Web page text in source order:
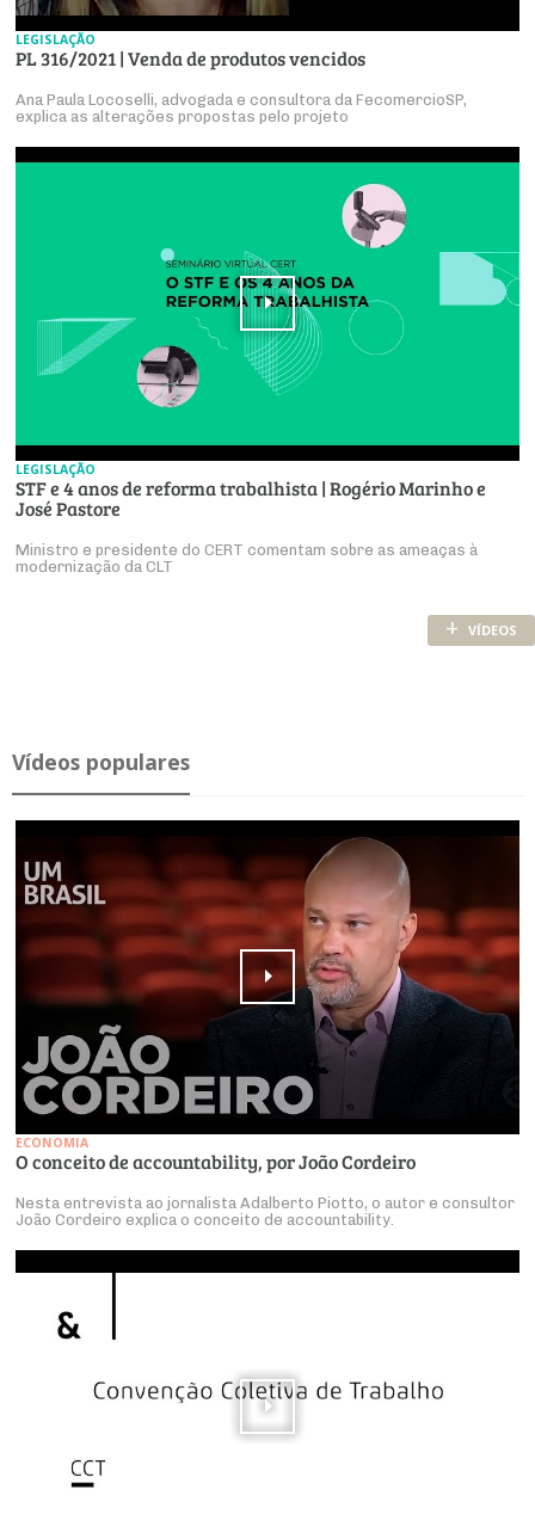
LEGISLAÇÃO
PL 316/2021 | Venda de produtos vencidos
Ana Paula Locoselli, advogada e consultora da FecomercioSP,
explica as alterações propostas pelo projeto
LEGISLAÇÃO
STF e 4 anos de reforma trabalhista | Rogério Marinho e
José Pastore
Ministro e presidente do CERT comentam sobre as ameaças à
modernização da CLT
+ VÍDEOS
Ví­deos po­pu­lares
ECONOMIA
O conceito de accountability, por João Cordeiro
Nesta entrevista ao jornalista Adalberto Piotto, o autor e consultor
João Cordeiro explica o conceito de accountability.